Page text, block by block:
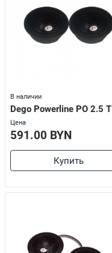
В наличии
Dego Powerline PO 2.5 T
Цена
591.00 BYN
Купить